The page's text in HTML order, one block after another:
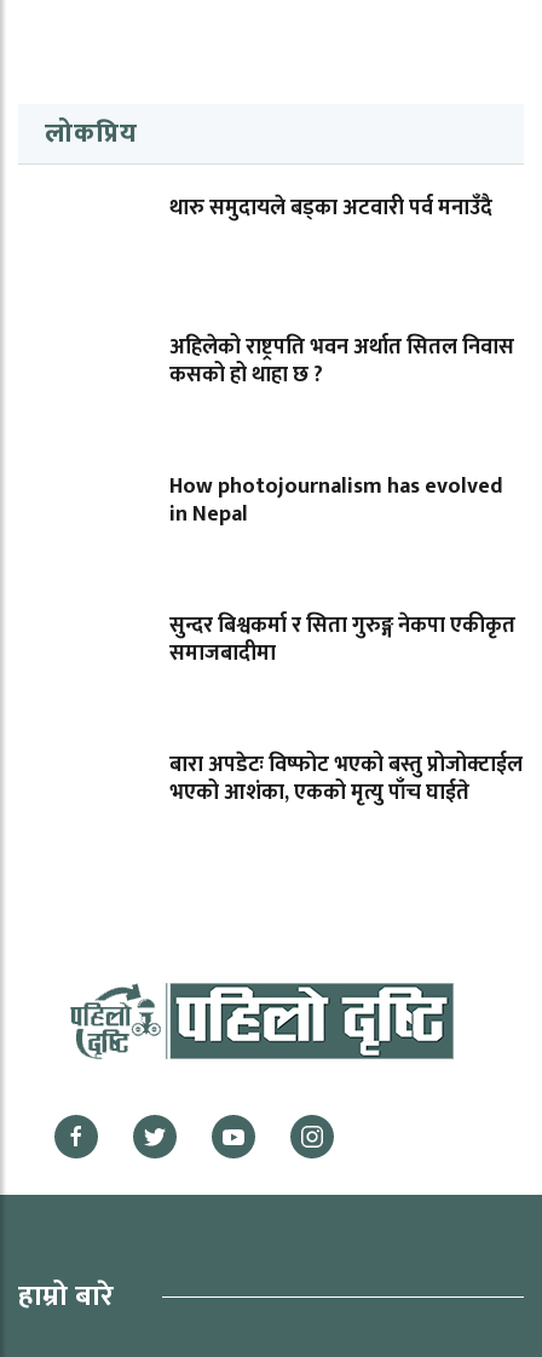
लोकप्रिय
थारु समुदायले बड्का अटवारी पर्व मनाउँदै
अहिलेको राष्ट्रपति भवन अर्थात सितल निवास
कसको हो थाहा छ ?
How photojournalism has evolved
in Nepal
सुन्दर बिश्वकर्मा र सिता गुरुङ्ग नेकपा एकीकृत
समाजबादीमा
बारा अपडेटः विष्फोट भएको बस्तु प्रोजोक्टाईल
भएको आशंका, एकको मृत्यु पाँच घाईते
हाम्रो बारे